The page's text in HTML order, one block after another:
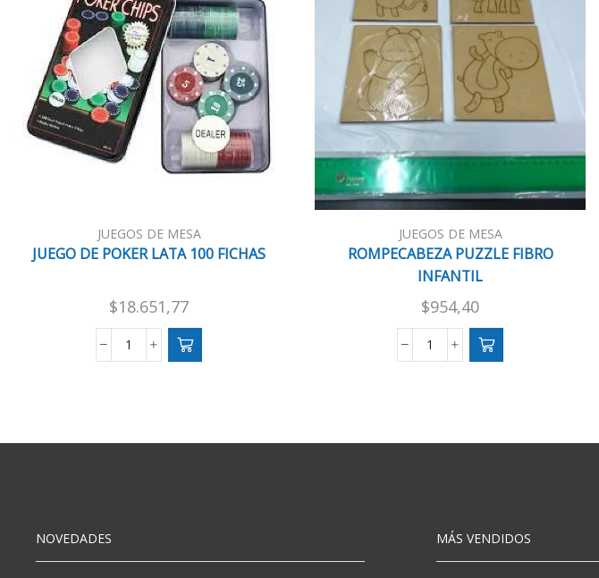
JUEGOS DE MESA
JUEGO DE POKER LATA 100 FICHAS
$18.651,77
JUEGO
FICHAS
JUEGOS DE MESA
ROMPECABEZA PUZZLE FIBRO
INFANTIL
$954,40
ROMPECABEZA
NOVEDADES MÁS VENDIDOS